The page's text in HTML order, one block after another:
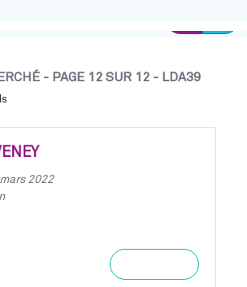
Connexion
- PAGE 12 SUR 12 - LDA39
2022